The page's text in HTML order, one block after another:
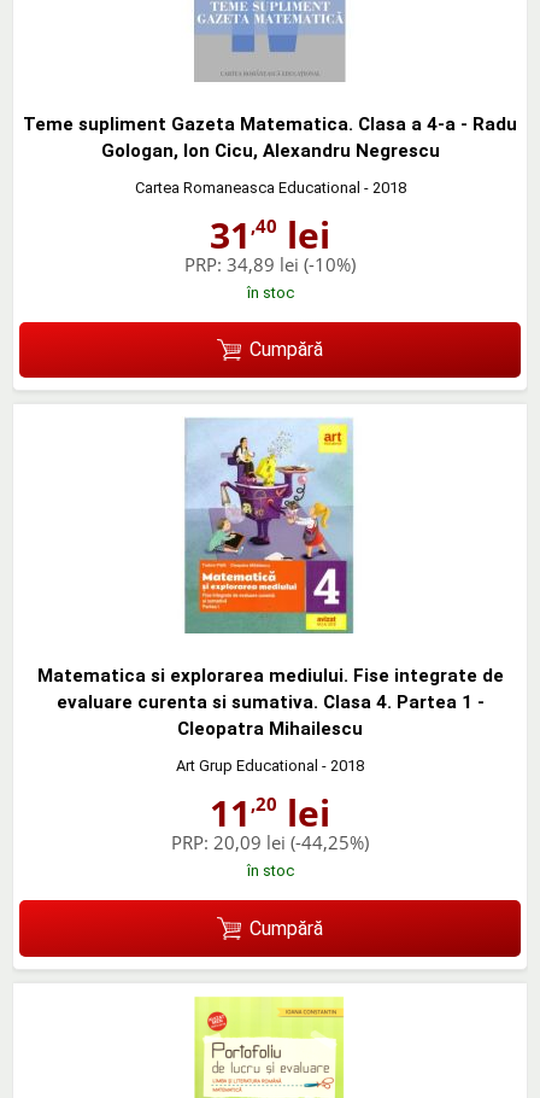
Teme supliment Gazeta Matematica. Clasa a 4-a - Radu
Gologan, Ion Cicu, Alexandru Negrescu
Cartea Romaneasca Educational - 2018
31 ,40 lei
PRP: 34,89 lei (-10%)
în stoc
Cumpără
Matematica si explorarea mediului. Fise integrate de
evaluare curenta si sumativa. Clasa 4. Partea 1 -
Cleopatra Mihailescu
Art Grup Educational - 2018
11 ,20 lei
PRP: 20,09 lei (-44,25%)
în stoc
Cumpără